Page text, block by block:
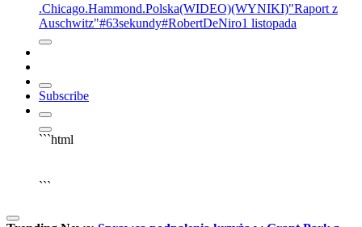
.Chicago.Hammond.Polska(WIDEO)(WYNIKI)"Raport z
Auschwitz"#63sekundy#RobertDeNiro1 listopada
Subscribe
```html
```